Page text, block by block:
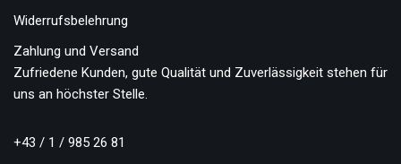
Widerrufsbelehrung
Zahlung und Versand
Zufriedene Kunden, gute Qualität und Zuverlässigkeit stehen für
uns an höchster Stelle.
+43 / 1 / 985 26 81